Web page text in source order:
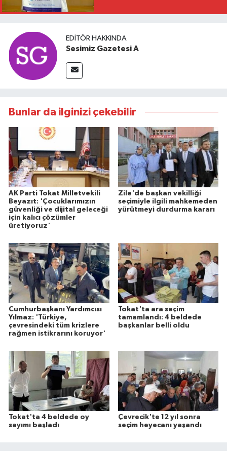
EDITÖR HAKKINDA
Sesimiz Gazetesi A
Bunlar da ilginizi çekebilir
AK Parti Tokat Milletvekili
Beyazıt: 'Çocuklarımızın
güvenliği ve dijital geleceği
için kalıcı çözümler
üretiyoruz'
Zile'de başkan vekilliği
seçimiyle ilgili mahkemeden
yürütmeyi durdurma kararı
Cumhurbaşkanı Yardımcısı
Yılmaz: 'Türkiye,
çevresindeki tüm krizlere
rağmen istikrarını koruyor'
Tokat'ta ara seçim
tamamlandı: 4 beldede
başkanlar belli oldu
Tokat'ta 4 beldede oy
sayımı başladı
Çevrecik'te 12 yıl sonra
seçim heyecanı yaşandı